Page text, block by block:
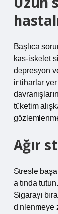
Başlıca
kas-iskelet
depresyon
intiharlar yer
tüketim
Ağır
Stresle başa
altında
Sigarayı
dinlenmeye